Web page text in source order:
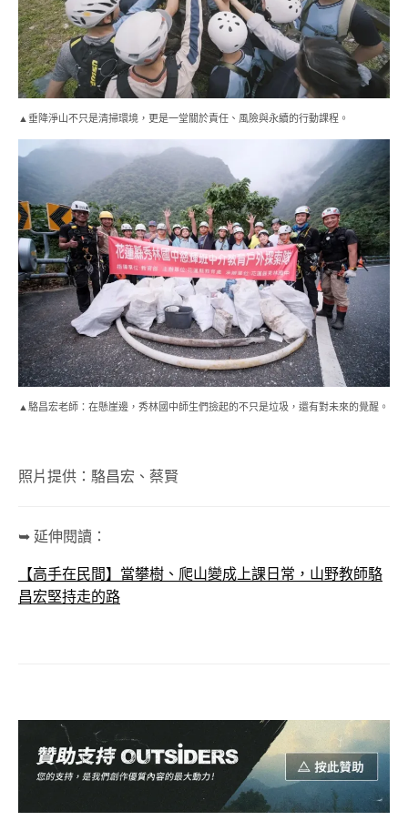
▲垂降淨山不只是清掃環境，更是一堂關於責任、風險與永續的行動課程。
▲駱昌宏老師：在懸崖邊，秀林國中師生們撿起的不只是垃圾，還有對未來的覺醒。
照片提供：駱昌宏、蔡賢
➥ 延伸閱讀：
【高手在民間】當攀樹、爬山變成上課日常，山野教師駱
昌宏堅持走的路